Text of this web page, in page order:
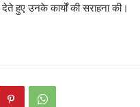
हुए उनके कार्यों की सराहना की।